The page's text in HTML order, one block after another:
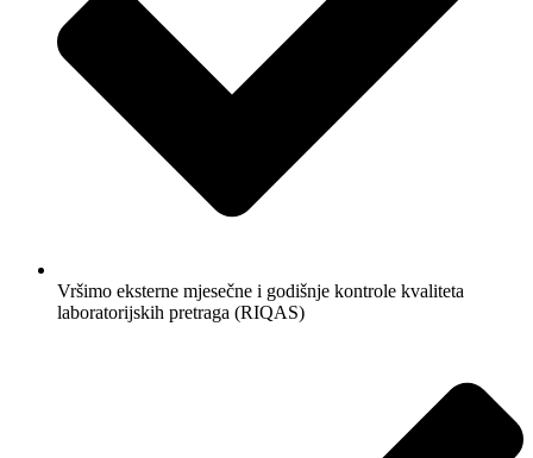
Vršimo eksterne mjesečne i godišnje kontrole kvaliteta
laboratorijskih pretraga (RIQAS)